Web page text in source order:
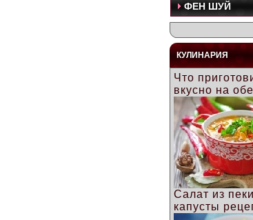
ФЕН ШУЙ
КУЛИНАРИЯ
Что
вкусно на
Салат из
капусты